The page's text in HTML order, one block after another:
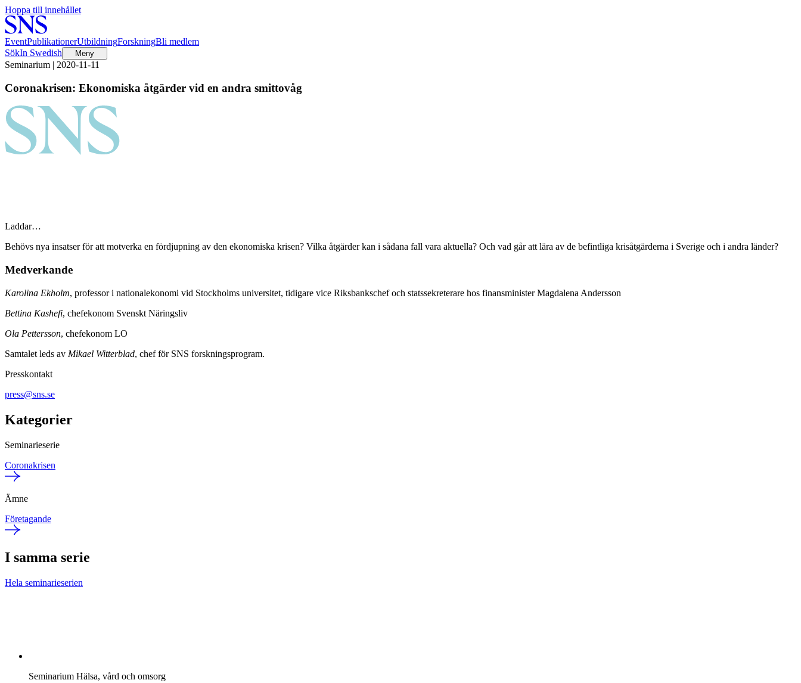
Hoppa till innehållet
EventPublikationerUtbildningForskningBli medlem
SökIn Swedish Meny
Seminarium | 2020-11-11
Coronakrisen: Ekonomiska åtgärder vid en andra smittovåg
Laddar…
Behövs nya insatser för att motverka en fördjupning av den ekonomiska krisen? Vilka åtgärder kan i sådana fall vara aktuella? Och vad går att lära av de befintliga krisåtgärderna i Sverige och i andra länder?
Medverkande
Karolina Ekholm, professor i nationalekonomi vid Stockholms universitet, tidigare vice Riksbankschef och statssekreterare hos finansminister Magdalena Andersson
Bettina Kashefi, chefekonom Svenskt Näringsliv
Ola Pettersson, chefekonom LO
Samtalet leds av Mikael Witterblad, chef för SNS forskningsprogram.
Presskontakt
press@sns.se
Kategorier
Seminarieserie
Coronakrisen
Ämne
Företagande
I samma serie
Hela seminarieserien
Seminarium Hälsa, vård och omsorg